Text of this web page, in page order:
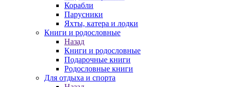
Корабли
Парусники
Яхты, катера и лодки
Книги и родословные
Назад
Книги и родословные
Подарочные книги
Родословные книги
Для отдыха и спорта